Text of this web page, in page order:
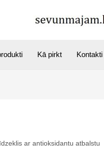
Kā pirkt Kontakti
ar antioksidantu atbalstu